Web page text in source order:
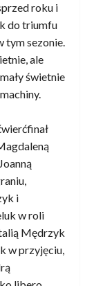
roku i
do triumfu
tym sezonie.
ale
świetnie
i
w roli
Mędrzyk
w przyjęciu,